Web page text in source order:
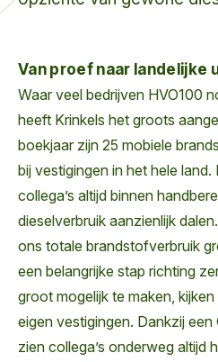
Van proef naar landelijke
Waar veel bedrijven HVO100
heeft Krinkels het groots
boekjaar zijn 25 mobiele
bij vestigingen in het hele
collega’s altijd binnen
dieselverbruik aanzienlijk
ons totale brandstofverbruik
een belangrijke stap richting
groot mogelijk te maken,
eigen vestigingen. Dankzij
zien collega’s onderweg altijd